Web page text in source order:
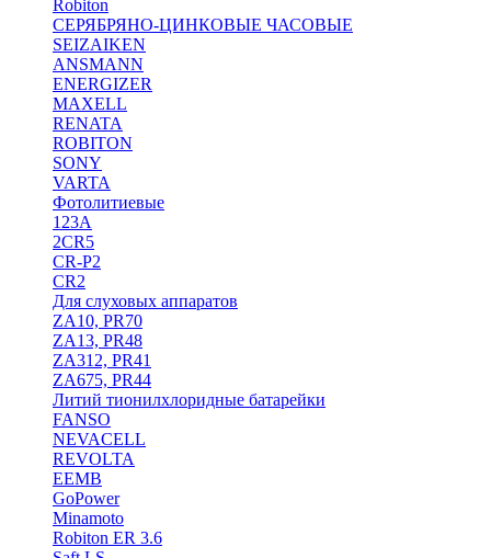
Robiton
СЕРЯБРЯНО-ЦИНКОВЫЕ ЧАСОВЫЕ
SEIZAIKEN
ANSMANN
ENERGIZER
MAXELL
RENATA
ROBITON
SONY
VARTA
Фотолитиевые
123A
2CR5
CR-P2
CR2
Для слуховых аппаратов
ZA10, PR70
ZA13, PR48
ZA312, PR41
ZA675, PR44
Литий тионилхлоридные батарейки
FANSO
NEVACELL
REVOLTA
EEMB
GoPower
Minamoto
Robiton ER 3.6